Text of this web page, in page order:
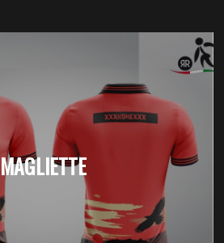
MAGLIETTE